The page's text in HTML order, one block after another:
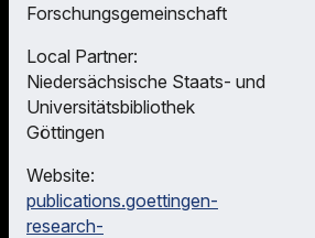
Forschungsgemeinschaft
Local Partner:
Niedersächsische Staats- und
Universitätsbibliothek
Göttingen
Website:
publications.goettingen-
research-